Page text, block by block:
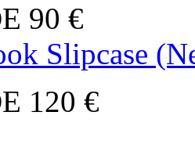
90 €
Slipcase
120 €